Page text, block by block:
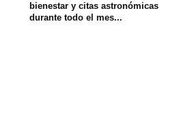
bienestar y citas astronómicas
durante todo el mes...